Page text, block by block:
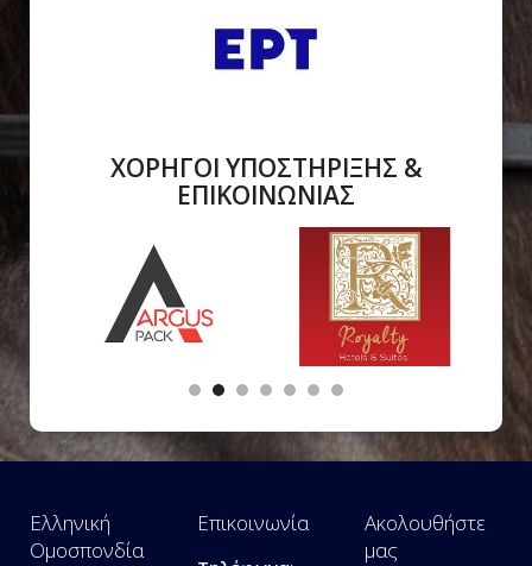
ΧΟΡΗΓΟΙ ΥΠΟΣΤΗΡΙΞΗΣ &
ΕΠΙΚΟΙΝΩΝΙΑΣ
Ελληνική
Ομοσπονδία
Επικοινωνία
Ακολουθήστε
μας